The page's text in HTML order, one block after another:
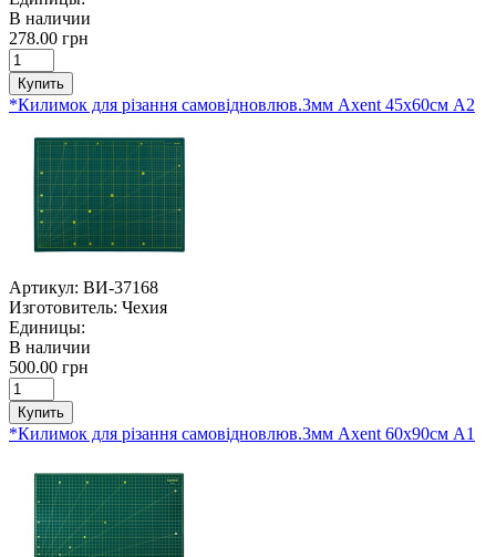
В наличии
278.00 грн
Купить
*Килимок для різання самовідновлюв.3мм Axent 45х60cм А2
Артикул: ВИ-37168
Изготовитель: Чехия
Единицы:
В наличии
500.00 грн
Купить
*Килимок для різання самовідновлюв.3мм Axent 60х90cм А1